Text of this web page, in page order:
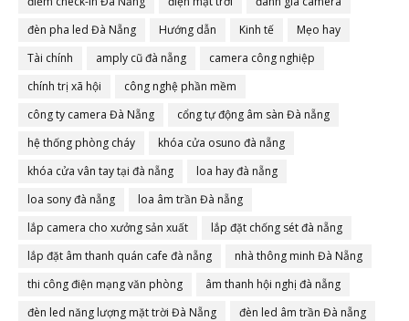
đèn pha led Đà Nẵng
Hướng dẫn Kinh tế
Mẹo hay
Tài chính
amply cũ đà nẵng
camera công nghiệp
chính trị xã hội
công nghệ phần mềm
công ty camera Đà Nẵng
cổng tự động âm sàn Đà nẵng
hệ thống phòng cháy
khóa cửa osuno đà nẵng
khóa cửa vân tay tại đà nẵng
loa hay đà nẵng
loa sony đà nẵng
loa âm trần Đà nẵng
lắp camera cho xưởng sản xuất
lắp đặt chống sét đà nẵng
lắp đặt âm thanh quán cafe đà nẵng
nhà thông minh Đà Nẵng
thi công điện mạng văn phòng
âm thanh hội nghị đà nẵng
đèn led năng lượng mặt trời Đà Nẵng
đèn led âm trần Đà nẵng